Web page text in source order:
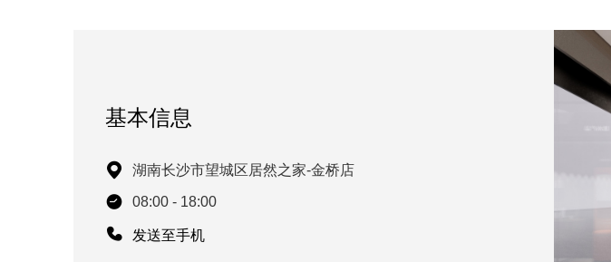
基本信息
湖南长沙市望城区居然之家-金桥店
08:00 - 18:00
发送至手机